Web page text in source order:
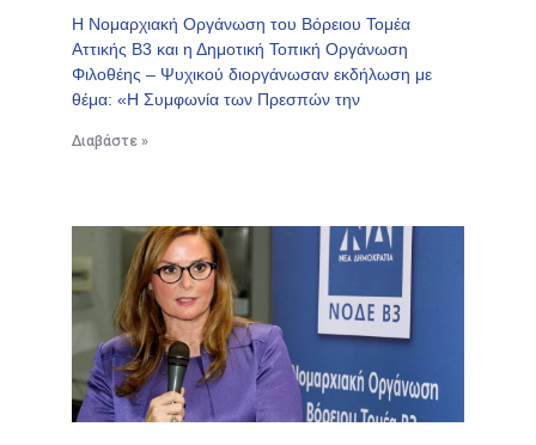
Η Νομαρχιακή Οργάνωση του Βόρειου Τομέα
Αττικής Β3 και η Δημοτική Τοπική Οργάνωση
Φιλοθέης – Ψυχικού διοργάνωσαν εκδήλωση με
θέμα: «Η Συμφωνία των Πρεσπών την
Διαβάστε »